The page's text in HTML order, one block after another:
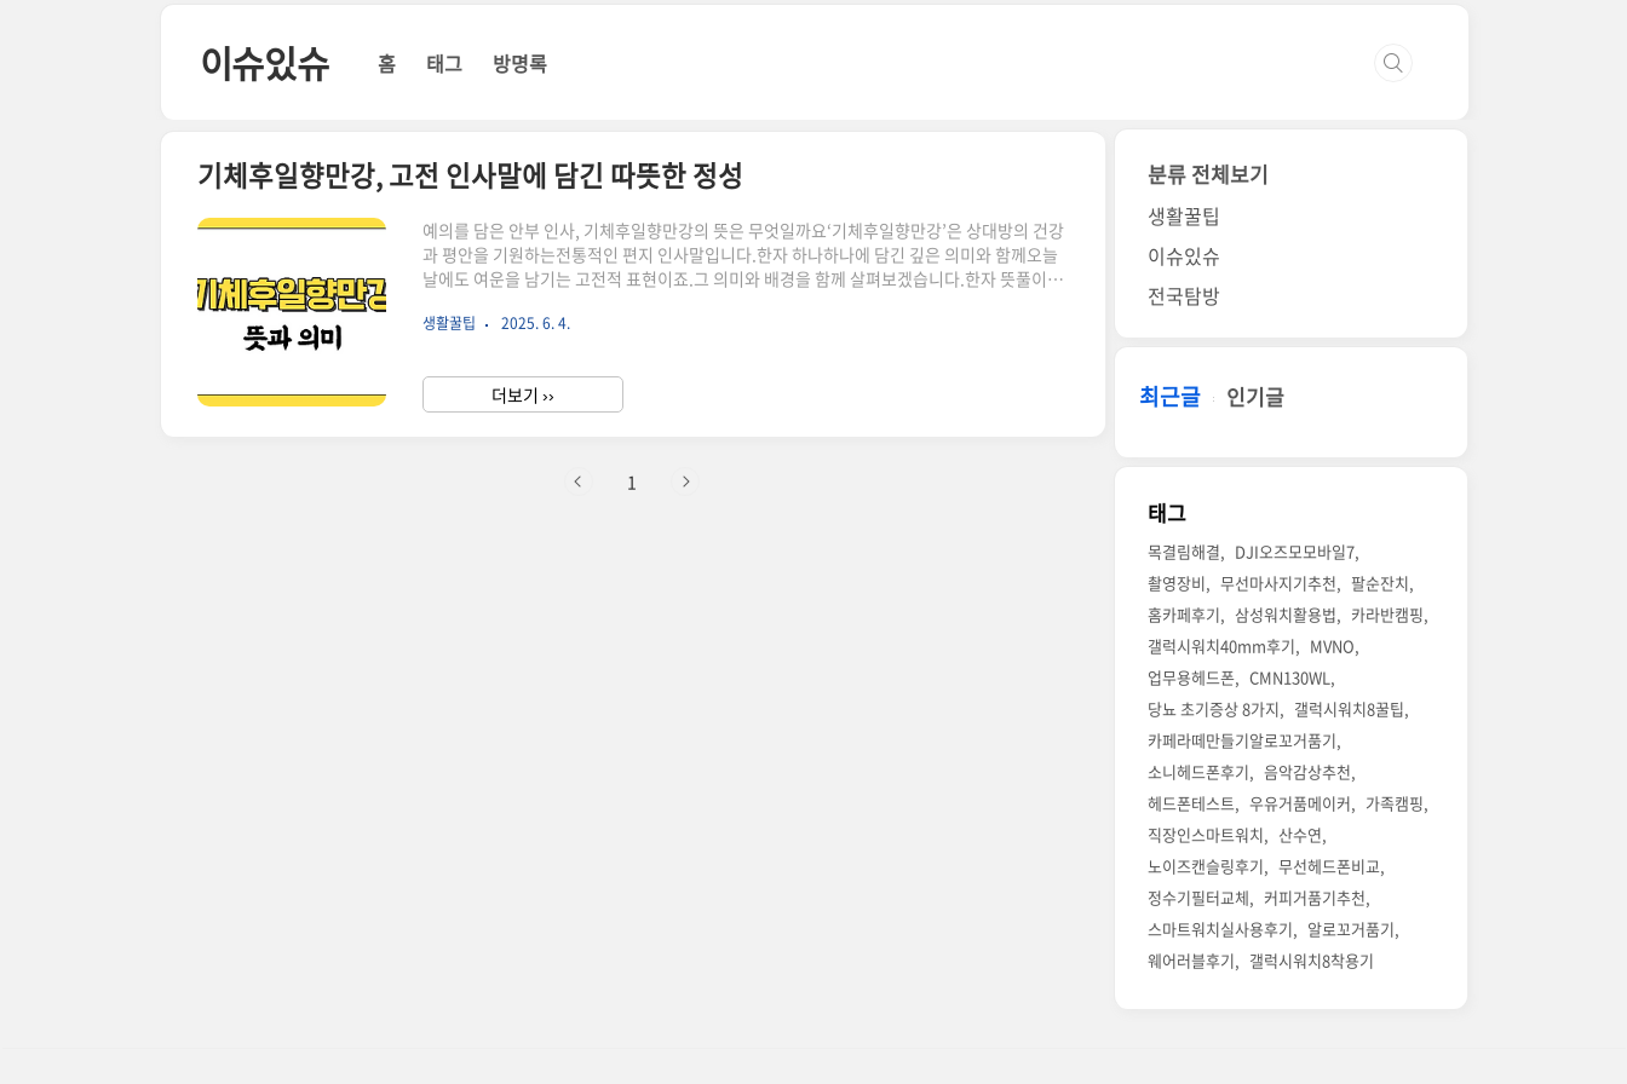
이슈있슈 홈 태그 방명록
기체후일향만강, 고전 인사말에 담긴 따뜻한 정성
예의를 담은 안부 인사, 기체후일향만강의 뜻은 무엇일까요‘기체후일향만강’은 상대방의 건강
과 평안을 기원하는전통적인 편지 인사말입니다.한자 하나하나에 담긴 깊은 의미와 함께오늘
날에도 여운을 남기는 고전적 표현이죠.그 의미와 배경을 함께 살펴보겠습니다.한자 뜻풀이로
함을 중심으로 구성되어 있어요.한자어 의미 현대적 해석氣體候기력과 몸의 상태정신적, 육체
건강하게 잘 지내시지요?” 라는 의미입니다.높임말로는 “기력과 건강이 늘 편안하시겠지
요?”이런 표현으로도 변환될 수 있습니다. 편지 서두에서 가장 많이 쓰이던 문구예전에는 손편
생활꿀팁 2025. 6. 4.
더보기 ››
1
분류 전체보기
생활꿀팁
이슈있슈
전국탐방
최근글 인기글
태그
목결림해결
DJI오즈모모바일7
촬영장비
무선마사지기추천
팔순잔치
홈카페후기
삼성워치활용법
카라반캠핑
갤럭시워치40mm후기
MVNO
업무용헤드폰
CMN130WL
당뇨 초기증상 8가지
갤럭시워치8꿀팁
카페라떼만들기알로꼬거품기
소니헤드폰후기
음악감상추천
헤드폰테스트
우유거품메이커
가족캠핑
직장인스마트워치
산수연
노이즈캔슬링후기
무선헤드폰비교
정수기필터교체
커피거품기추천
스마트워치실사용후기
알로꼬거품기
웨어러블후기
갤럭시워치8착용기